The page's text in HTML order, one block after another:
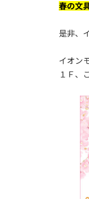
春の文
是非、
イオン
１Ｆ、